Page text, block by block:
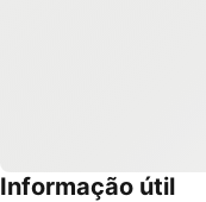
Informação útil